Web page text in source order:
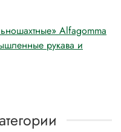
Alfagomma
рукава и